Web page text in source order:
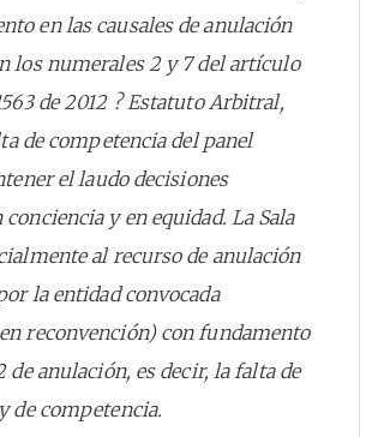
en las causales de anulación
los numerales 2 y 7 del artículo
de 2012 ? Estatuto Arbitral,
de competencia del panel
el laudo decisiones
conciencia y en equidad. La Sala
al recurso de anulación
la entidad convocada
reconvención) con fundamento
de anulación, es decir, la falta de
de competencia.